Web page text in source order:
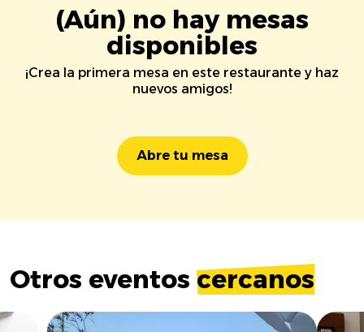
(Aún) no hay mesas
disponibles
¡Crea la primera mesa en este restaurante y haz
nuevos amigos!
Abre tu mesa
Otros eventos cercanos